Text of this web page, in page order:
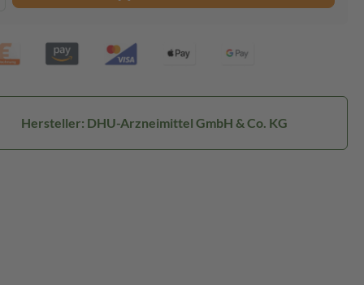
Hersteller: DHU-Arzneimittel GmbH & Co. KG